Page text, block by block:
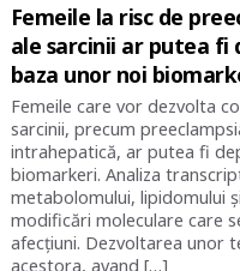
Femeile la risc de
ale sarcinii ar putea fi
baza unor noi
Femeile care vor dezvolta
sarcinii, precum
intrahepatică, ar putea fi
biomarkeri. Analiza
metabolomului, lipidomului
modificări moleculare care
afecţiuni. Dezvoltarea unor
acestora, avand […]